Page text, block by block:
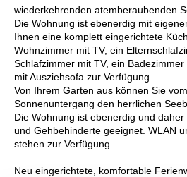
wiederkehrenden atemberaubenden
Die Wohnung ist ebenerdig mit
Ihnen eine komplett eingerichtete
Wohnzimmer mit TV, ein
Schlafzimmer mit TV, ein
mit Ausziehsofa zur Verfügung.
Von Ihrem Garten aus können Sie
Sonnenuntergang den herrlichen
Die Wohnung ist ebenerdig und
und Gehbehinderte geeignet. WLAN
stehen zur Verfügung.
Neu eingerichtete, komfortable